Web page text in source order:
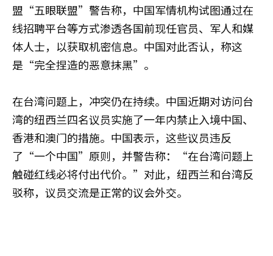
盟“五眼联盟”警告称，中国军情机构试图通过在
线招聘平台等方式渗透各国前现任官员、军人和媒
体人士，以获取机密信息。中国对此否认，称这
是“完全捏造的恶意抹黑”。
在台湾问题上，冲突仍在持续。中国近期对访问台
湾的纽西兰四名议员实施了一年内禁止入境中国、
香港和澳门的措施。中国表示，这些议员违反
了“一个中国”原则，并警告称：“在台湾问题上
触碰红线必将付出代价。”对此，纽西兰和台湾反
驳称，议员交流是正常的议会外交。